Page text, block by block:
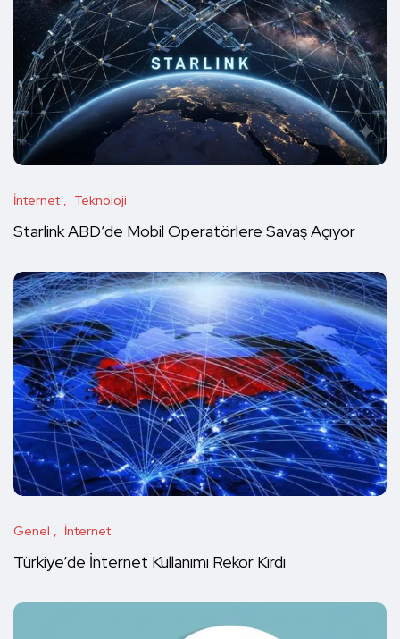
İnternet Teknoloji
Starlink ABD’de Mobil Operatörlere Savaş Açıyor
Genel İnternet
Türkiye’de İnternet Kullanımı Rekor Kırdı